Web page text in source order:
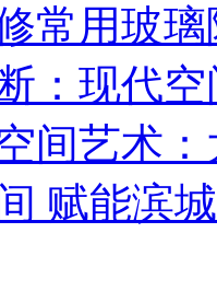
常用玻
：现代
间艺术
赋能滨